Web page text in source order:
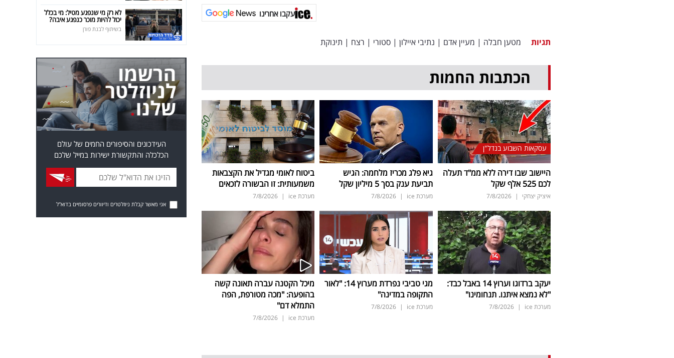
עקבו אחרינו
תגיות מטען חבלה | מעיין אדם | נתיבי איילון | סטורי | רצח | תינוקת
הכתבות החמות
עסקאות השבוע בנדל"ן
היישוב שבו דירה ללא ממ"ד תעלה
לכם 525 אלף שקל
איציק יצחקי |
7/8/2026
גיא פלג מכריז מלחמה: הגיש
תביעת ענק בסך 5 מיליון שקל
מערכת ice |
7/8/2026
ביטוח לאומי מגדיל את הקצבאות
משמעותית: זו הבשורה לזכאים
מערכת ice |
7/8/2026
יעקב ברדוגו וערוץ 14 באבל כבד:
"לא נמצא איתנו. תנחומינו"
מערכת ice |
7/8/2026
מגי טביבי נפרדת מערוץ 14: "לאור
התקופה במדינה"
מערכת ice |
7/8/2026
מיכל הקטנה עברה תאונה קשה
בהופעה: "מכה מטורפת, הפה
התמלא דם"
מערכת ice |
7/8/2026
לא רק מי שנפגע מטיל: מי בכלל
יכול להיות מוכר כנפגע איבה?
בשיתוף לבנת פורן
העידכונים והסיפורים החמים של עולם
הכלכלה והתקשורת ישירות במייל שלכם
אני מאשר קבלת ניוזלטרים ודיוורים פרסומיים בדוא"ל